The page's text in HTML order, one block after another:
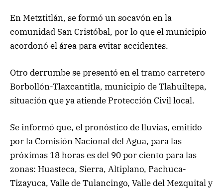
En Metztitlán, se formó un socavón en la
comunidad San Cristóbal, por lo que el municipio
acordonó el área para evitar accidentes.
Otro derrumbe se presentó en el tramo carretero
Borbollón-Tlaxcantitla, municipio de Tlahuiltepa,
situación que ya atiende Protección Civil local.
Se informó que, el pronóstico de lluvias, emitido
por la Comisión Nacional del Agua, para las
próximas 18 horas es del 90 por ciento para las
zonas: Huasteca, Sierra, Altiplano, Pachuca-
Tizayuca, Valle de Tulancingo, Valle del Mezquital y